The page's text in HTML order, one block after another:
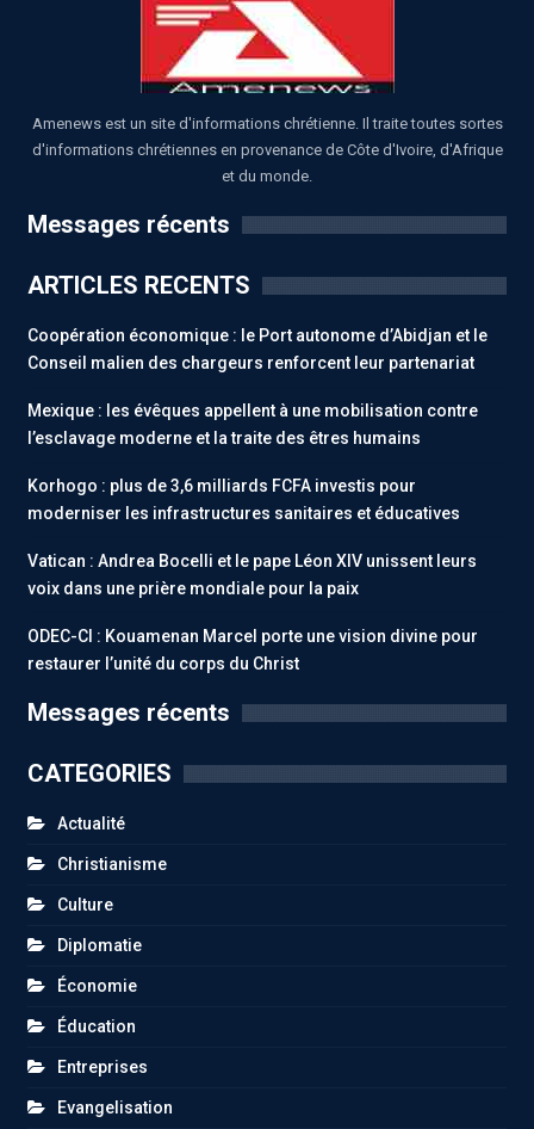
Amenews est un site d'informations chrétienne. Il traite toutes sortes
d'informations chrétiennes en provenance de Côte d'Ivoire, d'Afrique
et du monde.
Messages récents
ARTICLES RECENTS
Coopération économique : le Port autonome d’Abidjan et le
Conseil malien des chargeurs renforcent leur partenariat
Mexique : les évêques appellent à une mobilisation contre
l’esclavage moderne et la traite des êtres humains
Korhogo : plus de 3,6 milliards FCFA investis pour
moderniser les infrastructures sanitaires et éducatives
Vatican : Andrea Bocelli et le pape Léon XIV unissent leurs
voix dans une prière mondiale pour la paix
ODEC-CI : Kouamenan Marcel porte une vision divine pour
restaurer l’unité du corps du Christ
Messages récents
CATEGORIES
Actualité
Christianisme
Culture
Diplomatie
Économie
Éducation
Entreprises
Evangelisation